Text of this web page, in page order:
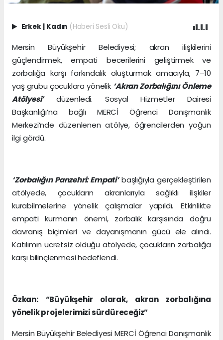
Erkek | Kadın (Haberi Sesli Oku)
Mersin Büyükşehir Belediyesi; akran ilişkilerini
güçlendirmek, empati becerilerini geliştirmek ve
zorbalığa karşı farkındalık oluşturmak amacıyla, 7–10
yaş grubu çocuklara yönelik ‘Akran Zorbalığını Önleme
Atölyesi’düzenledi. Sosyal Hizmetler Dairesi
Başkanlığı’na bağlı MERCİ Öğrenci Danışmanlık
Merkezi’nde düzenlenen atölye, öğrencilerden yoğun
ilgi gördü.
‘Zorbalığın Panzehri: Empati’başlığıyla gerçekleştirilen
atölyede, çocukların akranlarıyla sağlıklı ilişkiler
kurabilmelerine yönelik çalışmalar yapıldı. Etkinlikte
empati kurmanın önemi, zorbalık karşısında doğru
davranış biçimleri ve dayanışmanın gücü ele alındı.
Katılımın ücretsiz olduğu atölyede, çocukların zorbalığa
karşı bilinçlenmesi hedeflendi.
Özkan: “Büyükşehir olarak, akran zorbalığına
yönelik projelerimizi sürdüreceğiz”
Mersin Büyükşehir Belediyesi MERCİ Öğrenci Danışmanlık